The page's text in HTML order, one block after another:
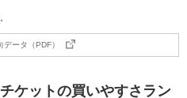
データ（PDF）
ケットの買いやすさラン